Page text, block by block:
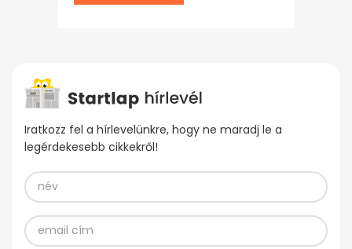
Iratkozz fel a hírlevelünkre, hogy ne maradj le a
legérdekesebb cikkekről!